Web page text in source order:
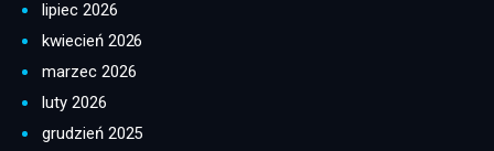
lipiec 2026
kwiecień 2026
marzec 2026
luty 2026
grudzień 2025